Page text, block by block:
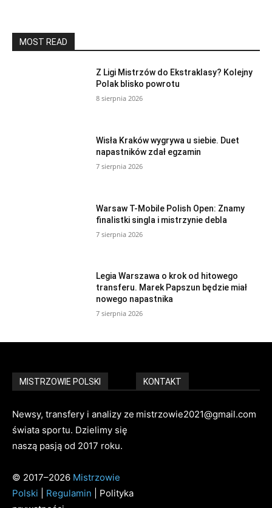
MOST READ
Z Ligi Mistrzów do Ekstraklasy? Kolejny
Polak blisko powrotu
8 sierpnia 2026
Wisła Kraków wygrywa u siebie. Duet
napastników zdał egzamin
7 sierpnia 2026
Warsaw T-Mobile Polish Open: Znamy
finalistki singla i mistrzynie debla
7 sierpnia 2026
Legia Warszawa o krok od hitowego
transferu. Marek Papszun będzie miał
nowego napastnika
7 sierpnia 2026
MISTRZOWIE POLSKI
Newsy, transfery i analizy ze
świata sportu. Dzielimy się
naszą pasją od 2017 roku.
© 2017–2026 Mistrzowie
Polski
Regulamin | Polityka
KONTAKT
mistrzowie2021@gmail.com